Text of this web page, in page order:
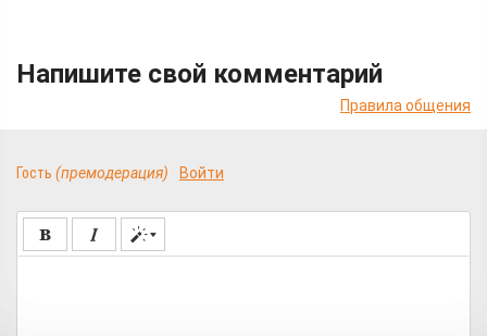
Напишите свой комментарий
Правила общения
Гость (премодерация) Войти